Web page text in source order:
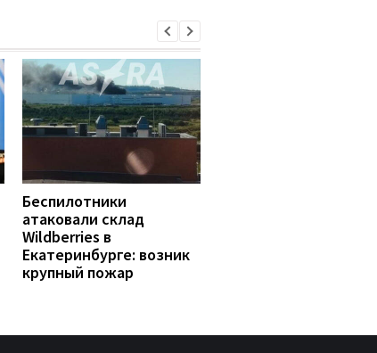
Беспилотники
атаковали склад
Wildberries в
Екатеринбурге: возник
крупный пожар